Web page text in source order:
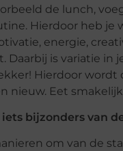
de lunch,
Hierdoor heb je
energie,
Daarbij is variatie in
Hierdoor wordt
nieuw. Eet
bijzonders van
om van de